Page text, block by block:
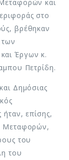
και
στο
βρέθηκαν
Έργων κ.
Πετρίδη.
Δημόσιας
επίσης,
Μεταφορών,
του
του